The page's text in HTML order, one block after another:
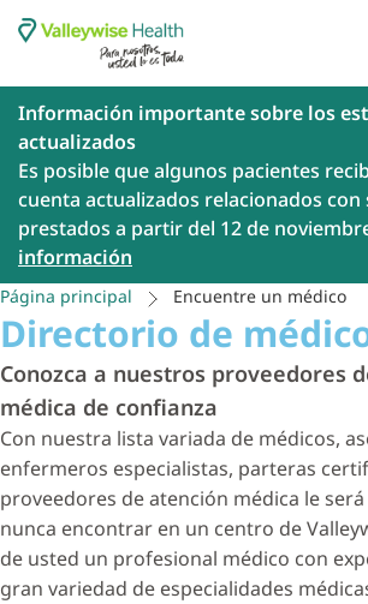
Información importante sobre los
actualizados
Es posible que algunos pacientes
cuenta actualizados relacionados con
prestados a partir del 12 de
información
Página principal Encuentre un médico
Directorio de
Conozca a nuestros proveedores
médica de confianza
Con nuestra lista variada de médicos,
enfermeros especialistas, parteras
proveedores de atención médica le
nunca encontrar en un centro de
de usted un profesional médico con
gran variedad de especialidades